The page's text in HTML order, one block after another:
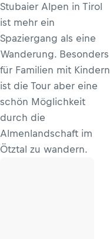
Stubaier Alpen in Tirol
ist mehr ein
Spaziergang als eine
Wanderung. Besonders
für Familien mit Kindern
ist die Tour aber eine
schön Möglichkeit
durch die
Almenlandschaft im
Ötztal zu wandern.